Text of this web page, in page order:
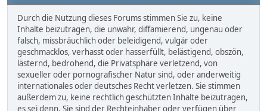
Durch die Nutzung dieses Forums stimmen Sie zu, keine
Inhalte beizutragen, die unwahr, diffamierend, ungenau oder
falsch, missbräuchlich oder beleidigend, vulgär oder
geschmacklos, verhasst oder hasserfüllt, belästigend, obszön,
lästernd, bedrohend, die Privatsphäre verletzend, von
sexueller oder pornografischer Natur sind, oder anderweitig
internationales oder deutsches Recht verletzen. Sie stimmen
außerdem zu, keine rechtlich geschützten Inhalte beizutragen,
es sei denn, Sie sind der Rechteinhaber oder verfügen über